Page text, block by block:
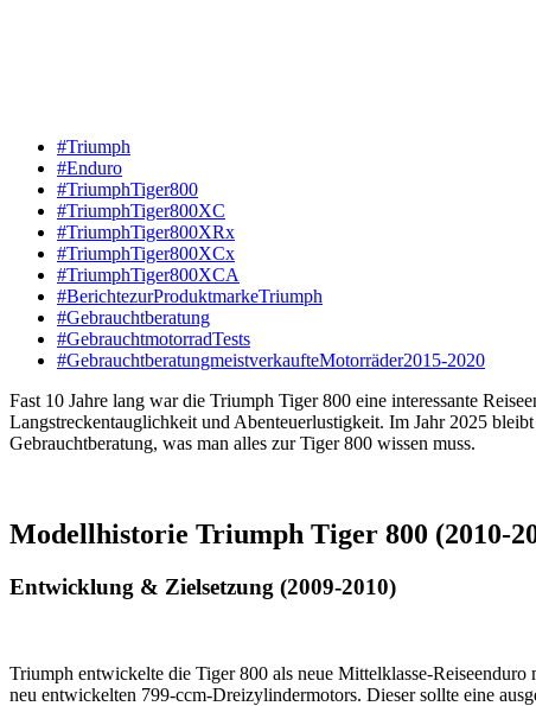
#Triumph
#Enduro
#TriumphTiger800
#TriumphTiger800XC
#TriumphTiger800XRx
#TriumphTiger800XCx
#TriumphTiger800XCA
#BerichtezurProduktmarkeTriumph
#Gebrauchtberatung
#GebrauchtmotorradTests
#GebrauchtberatungmeistverkaufteMotorräder2015-2020
Fast 10 Jahre lang war die Triumph Tiger 800 eine interessante
Langstreckentauglichkeit und Abenteuerlustigkeit. Im Jahr 2025
Gebrauchtberatung, was man alles zur Tiger 800 wissen muss.
Modellhistorie Triumph Tiger 800 (2010-
Entwicklung & Zielsetzung (2009-2010)
Triumph entwickelte die Tiger 800 als neue Mittelklasse-
neu entwickelten 799-ccm-Dreizylindermotors. Dieser sollte eine